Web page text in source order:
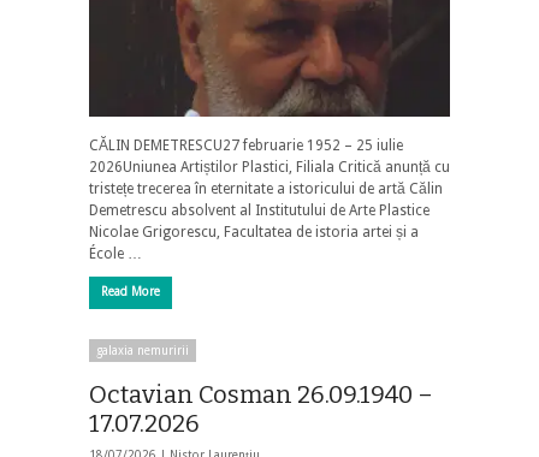
CĂLIN DEMETRESCU27 februarie 1952 – 25 iulie
2026Uniunea Artiștilor Plastici, Filiala Critică anunță cu
tristețe trecerea în eternitate a istoricului de artă Călin
Demetrescu absolvent al Institutului de Arte Plastice
Nicolae Grigorescu, Facultatea de istoria artei și a
École …
Read More
galaxia nemuririi
Octavian Cosman 26.09.1940 –
17.07.2026